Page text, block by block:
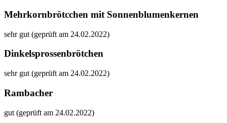
Mehrkornbrötcchen mit Sonnenblumenkernen
sehr gut (geprüft am 24.02.2022)
Dinkelsprossenbrötchen
sehr gut (geprüft am 24.02.2022)
Rambacher
gut (geprüft am 24.02.2022)